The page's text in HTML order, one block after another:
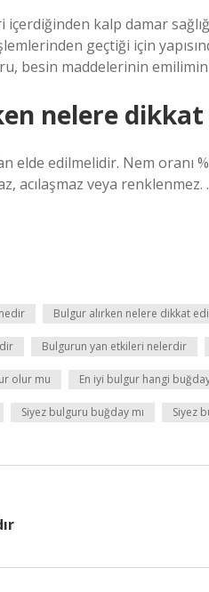
içerdiğinden kalp damar
geçtiği için
besin maddelerinin emilimini
nelere
elde edilmelidir. Nem oranı
acılaşmaz veya
Bulgur alırken nelere dikkat
Bulgurun yan etkileri nelerdir
olur mu En iyi bulgur hangi
Siyez bulguru buğday mı Siyez